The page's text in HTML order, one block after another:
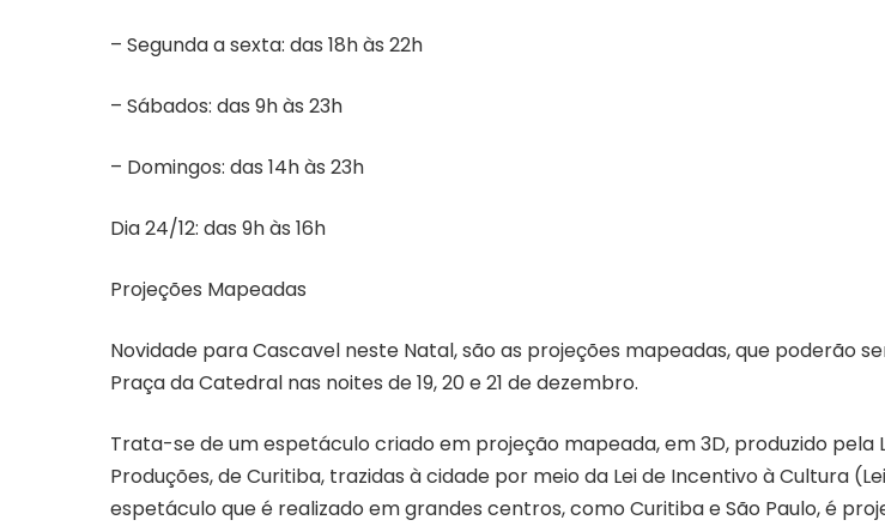
– Segunda a sexta: das 18h às 22h
– Sábados: das 9h às 23h
– Domingos: das 14h às 23h
Dia 24/12: das 9h às 16h
Projeções Mapeadas
Novidade para Cascavel neste Natal, são as projeções mapeadas, que poderão
Praça da Catedral nas noites de 19, 20 e 21 de dezembro.
Trata-se de um espetáculo criado em projeção mapeada, em 3D, produzido pela
Produções, de Curitiba, trazidas à cidade por meio da Lei de Incentivo à Cultura
espetáculo que é realizado em grandes centros, como Curitiba e São Paulo, é